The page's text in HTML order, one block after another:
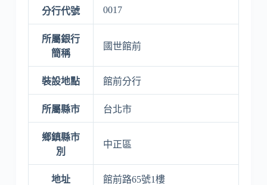
分行代號 0017
所屬銀行
簡稱
國世館前
裝設地點 館前分行
所屬縣市 台北市
鄉鎮縣市
別
中正區
地址 館前路65號1樓